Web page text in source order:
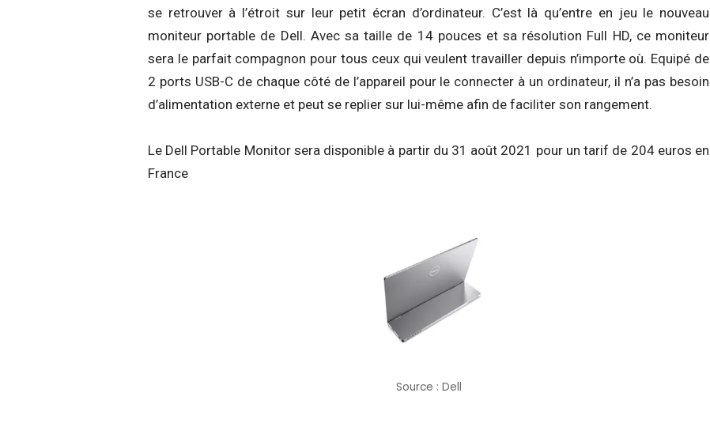
se retrouver à l’étroit sur leur petit écran d’ordinateur. C’est là qu’entre en jeu le nouveau
moniteur portable de Dell. Avec sa taille de 14 pouces et sa résolution Full HD, ce moniteur
sera le parfait compagnon pour tous ceux qui veulent travailler depuis n’importe où. Equipé de
2 ports USB-C de chaque côté de l’appareil pour le connecter à un ordinateur, il n’a pas besoin
d’alimentation externe et peut se replier sur lui-même afin de faciliter son rangement.
Le Dell Portable Monitor sera disponible à partir du 31 août 2021 pour un tarif de 204 euros en
France
Source : Dell